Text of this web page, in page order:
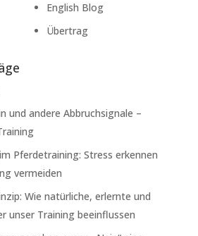
English Blog
Übertrag
und andere Abbruchsignale –
Pferdetraining: Stress erkennen
vermeiden
Wie natürliche, erlernte und
unser Training beeinflussen